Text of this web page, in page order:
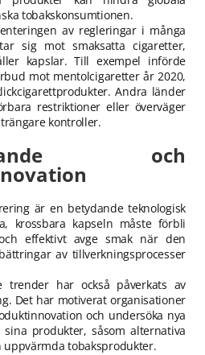
tobakskonsumtionen.
av regleringar i många
sig mot smaksatta cigaretter,
kapslar. Till exempel införde
mot mentolcigaretter år 2020,
Andra länder
restriktioner eller överväger
kontroller.
och
är en betydande teknologisk
krossbara kapseln måste förbli
effektivt avge smak när den
av tillverkningsprocesser
trender har också påverkats av
Det har motiverat organisationer
och undersöka nya
produkter, såsom alternativa
uppvärmda tobaksprodukter.